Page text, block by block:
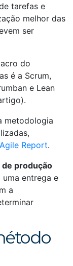
tarefas e
melhor das
ser
do
é a Scrum,
e Lean
metodologia
Report.
de produção
entrega e
a